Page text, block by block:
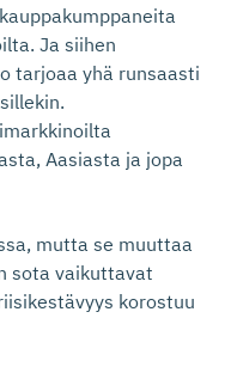
Ja siihen
tarjoaa yhä runsaasti
Aasiasta ja jopa
mutta se muuttaa
sota vaikuttavat
korostuu